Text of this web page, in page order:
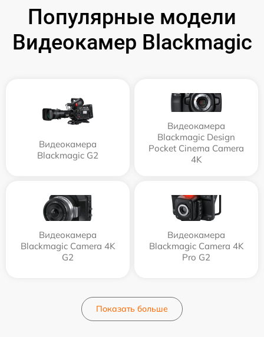
Популярные модели
Видеокамер Blackmagic
Видеокамера
Blackmagic G2
Видеокамера
Blackmagic Design
Pocket Cinema Camera
4K
Видеокамера
Blackmagic Camera 4K
G2
Видеокамера
Blackmagic Camera 4K
Pro G2
Показать больше